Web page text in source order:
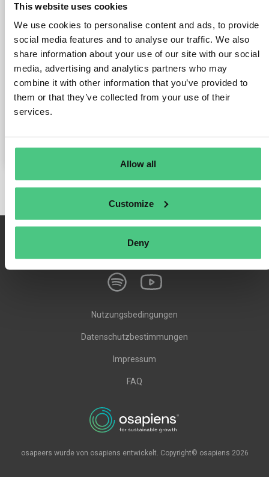
This website uses cookies
We use cookies to personalise content and ads, to provide
social media features and to analyse our traffic. We also
share information about your use of our site with our social
media, advertising and analytics partners who may
combine it with other information that you’ve provided to
them or that they’ve collected from your use of their
services.
Allow all
Customize
Deny
en Marruecos. En el reporte del próximo año,
¿debe incluir a la empresa en ese país?
Muchas gracias.
Die Frage ist in CSRD archiviert Übersetzen
0
Nutzungsbedingungen
Datenschutzbestimmungen
Impressum
FAQ
osapeers wurde von osapiens entwickelt. Copyright© osapiens 2026